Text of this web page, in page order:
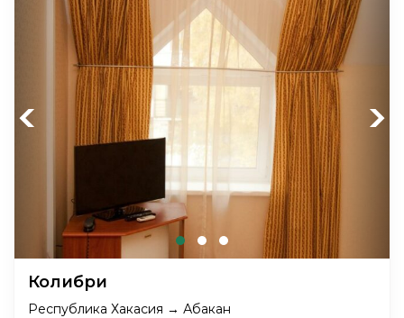
Previous Next
Колибри
Республика Хакасия → Абакан